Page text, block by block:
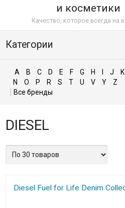
и косметики
Качество, которое всегда на
Категории
A B C D E F G H J K
N
O P R S T U V Y Z
DIESEL
Diesel Fuel for Life Denim